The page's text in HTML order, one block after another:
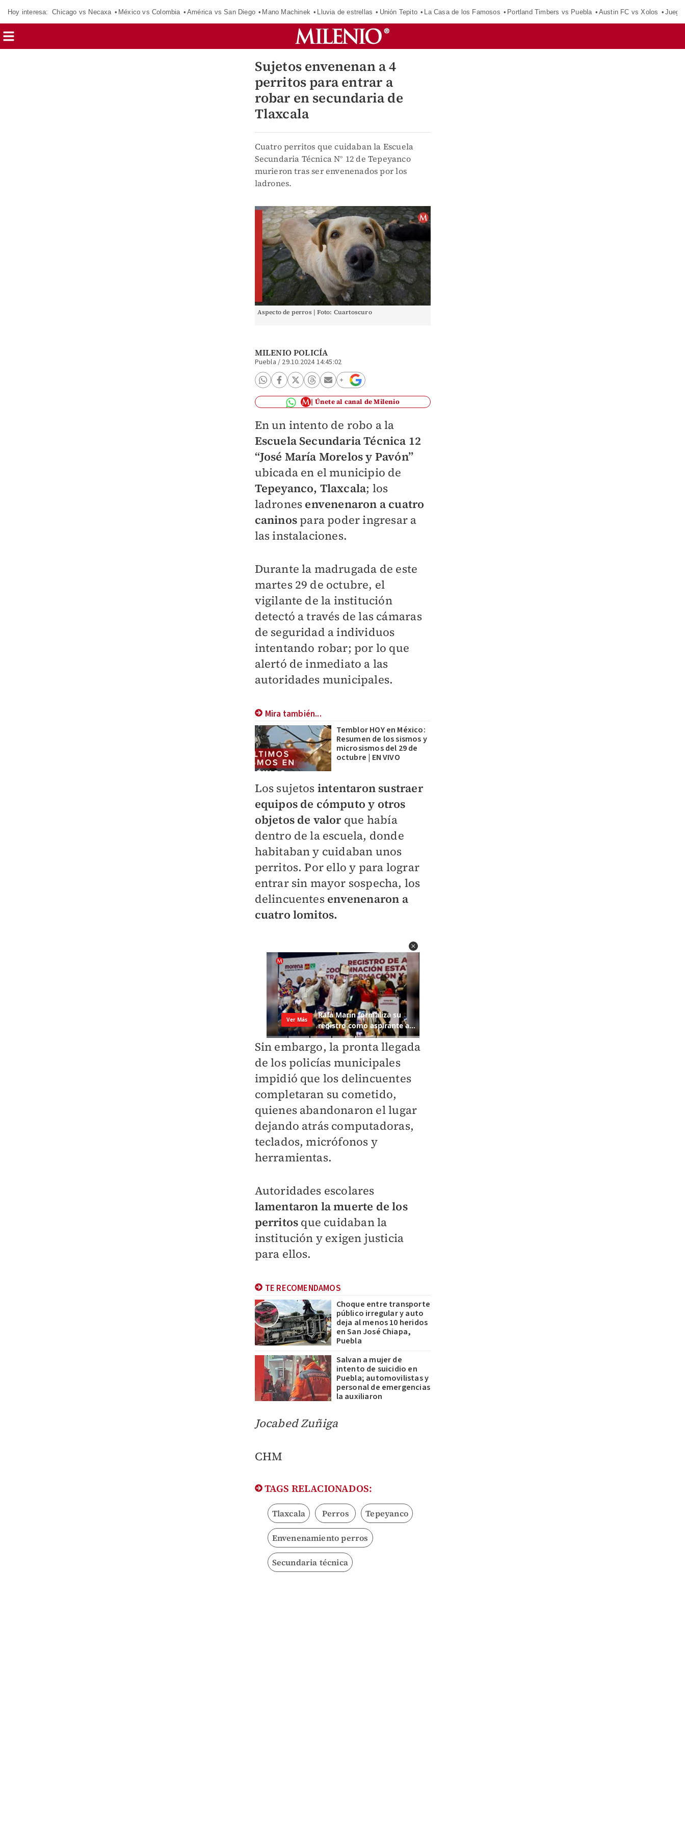
Hoy interesa: Chicago vs Necaxa México vs Colombia América vs San Diego Mano Machinek Lluvia de estrellas Unión Tepito La Casa de los Famosos Portland Timbers vs Puebla Austin FC vs Xolos
Sujetos envenenan a 4
perritos para entrar a
robar en secundaria de
Tlaxcala
Cuatro perritos que cuidaban la Escuela
Secundaria Técnica N° 12 de Tepeyanco
murieron tras ser envenenados por los
ladrones.
Aspecto de perros | Foto: Cuartoscuro
MILENIO POLICÍA
Puebla / 29.10.2024 14:45:02
Únete al canal de Milenio
En un intento de robo a la
Escuela Secundaria Técnica 12
“José María Morelos y Pavón”
ubicada en el municipio de
Tepeyanco, Tlaxcala; los
ladrones envenenaron a cuatro
caninospara poder ingresar a
las instalaciones.
Durante la madrugada de este
martes 29 de octubre, el
vigilante de la institución
detectó a través de las cámaras
de seguridad a individuos
intentando robar; por lo que
alertó de inmediato a las
autoridades municipales.
Mira también...
Temblor HOY en México:
Resumen de los sismos y
microsismos del 29 de
octubre | EN VIVO
Los sujetos intentaron sustraer
equipos de cómputo y otros
objetos de valor que había
dentro de la escuela, donde
habitaban y cuidaban unos
perritos. Por ello y para lograr
entrar sin mayor sospecha, los
delincuentes envenenaron a
cuatro lomitos.
Sin embargo, la pronta llegada
de los policías municipales
impidió que los delincuentes
completaran su cometido,
quienes abandonaron el lugar
dejando atrás computadoras,
teclados, micrófonos y
herramientas.
Autoridades escolares
lamentaron la muerte de los
perritos que cuidaban la
institución y exigen justicia
para ellos.
TE RECOMENDAMOS
Choque entre transporte
público irregular y auto
deja al menos 10 heridos
en San José Chiapa,
Puebla
Salvan a mujer de
intento de suicidio en
Puebla; automovilistas y
personal de emergencias
la auxiliaron
Jocabed Zuñiga
CHM
TAGS RELACIONADOS:
Tlaxcala Perros Tepeyanco
Envenenamiento perros
Secundaria técnica